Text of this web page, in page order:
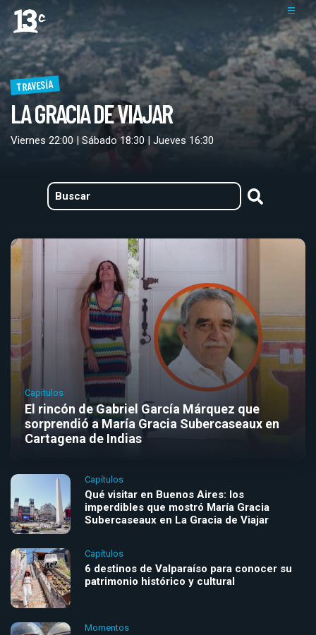
TRAVESÍA
LA GRACIA DE VIAJAR
Viernes 22:00 | Sábado 18:30 | Jueves 16:30
Capítulos
El rincón de Gabriel García Márquez que
sorprendió a María Gracia Subercaseaux en
Cartagena de Indias
Capítulos
Qué visitar en Buenos Aires: los
imperdibles que mostró María Gracia
Subercaseaux en La Gracia de Viajar
Capítulos
6 destinos de Valparaíso para conocer su
patrimonio histórico y cultural
Momentos